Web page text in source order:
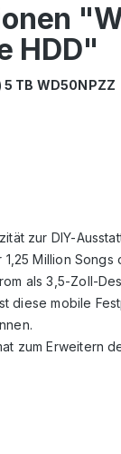
HDD"
TB WD50NPZZ
zur DIY-
Million
als 3,5-Zoll-
diese mobile
zum Erweitern